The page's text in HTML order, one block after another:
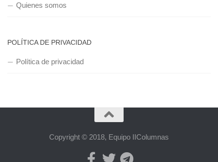
Quienes somos
POLÍTICA DE PRIVACIDAD
Política de privacidad
Copyright © 2018, Equipo IIColumnas